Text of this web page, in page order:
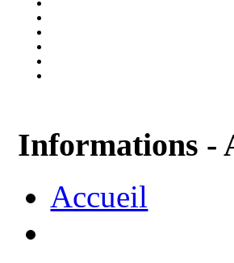
Informations -
Accueil